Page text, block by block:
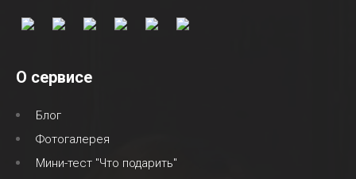
О сервисе
Блог
Фотогалерея
Мини-тест "Что подарить"